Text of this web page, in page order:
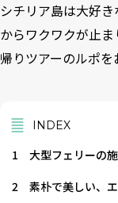
シチリア島は大好
からワクワクが止
帰りツアーのルポを
INDEX
1
大型フェリーの
2
素朴で美しい、